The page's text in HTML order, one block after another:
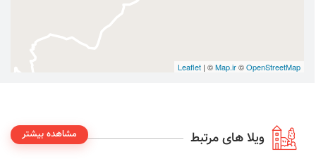
Leaflet | ©Map.ir©OpenStreetMap
ویلا های مرتبط مشاهده بیشتر